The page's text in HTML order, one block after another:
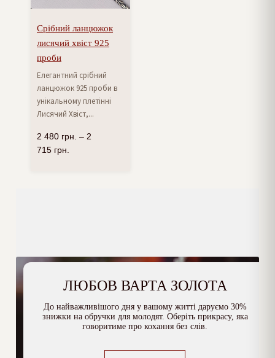
Срібний ланцюжок
лисячий хвіст 925
проби
Елегантний срібний
ланцюжок 925 проби в
унікальному плетінні
Лисячий Хвіст,...
2 480 грн. – 2
715 грн.
ЛЮБОВ ВАРТА ЗОЛОТА
До найважливішого дня у вашому житті даруємо 30%
знижки на обручки для молодят. Оберіть прикрасу, яка
говоритиме про кохання без слів.